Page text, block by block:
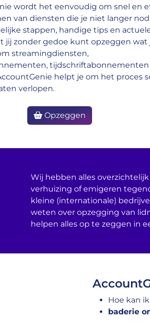
wordt het eenvoudig om snel en
van diensten die je niet langer
stappen, handige tips en
jij zonder gedoe kunt opzeggen wat
streamingdiensten,
tijdschriftabonnementen
helpt je om het proces
verlopen.
Opzeggen
Wij hebben alles
verhuizing of emigeren
kleine (internationale)
weten over opzegging van
helpen alles op te zeggen in
Hoe kan ik
baderie